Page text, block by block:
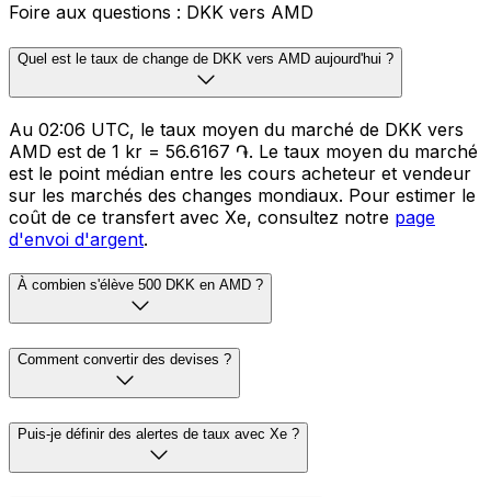
Foire aux questions : DKK vers AMD
Quel est le taux de change de DKK vers AMD aujourd'hui ?
Au 02:06 UTC, le taux moyen du marché de DKK vers
AMD est de 1 kr = 56.6167 ֏. Le taux moyen du marché
est le point médian entre les cours acheteur et vendeur
sur les marchés des changes mondiaux. Pour estimer le
coût de ce transfert avec Xe, consultez notre page
d'envoi d'argent.
À combien s'élève 500 DKK en AMD ?
Comment convertir des devises ?
Puis-je définir des alertes de taux avec Xe ?